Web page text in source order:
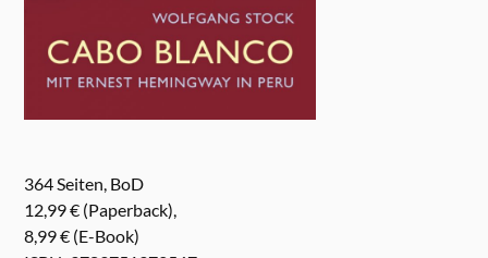
364 Seiten, BoD
12,99 € (Paperback),
8,99 € (E-Book)